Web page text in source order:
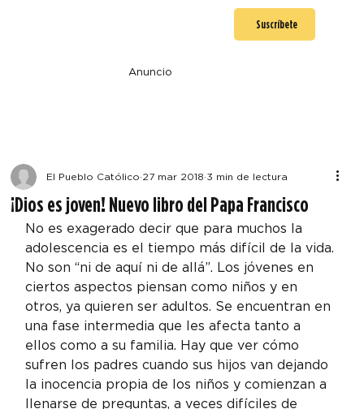
Suscríbete
Anuncio
¡Dios es joven! Nuevo libro del Papa Francisco
El Pueblo Católico 27 mar 2018 3 min de lectura
No es exagerado decir que para muchos la
adolescencia es el tiempo más difícil de la vida.
No son “ni de aquí ni de allá”. Los jóvenes en
ciertos aspectos piensan como niños y en
otros, ya quieren ser adultos. Se encuentran en
una fase intermedia que les afecta tanto a
ellos como a su familia. Hay que ver cómo
sufren los padres cuando sus hijos van dejando
la inocencia propia de los niños y comienzan a
llenarse de preguntas, a veces difíciles de